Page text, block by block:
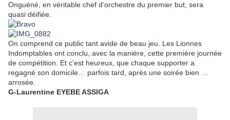
Onguéné, en véritable chef d’orchestre du premier but, sera
quasi déifiée.
On comprend ce public tant avide de beau jeu. Les Lionnes
Indomptables ont conclu, avec la manière, cette première journée
de compétition. Et c’est heureux, que chaque supporter a
regagné son domicile… parfois tard, après une soirée bien …
arrosée.
G-Laurentine EYEBE ASSIGA